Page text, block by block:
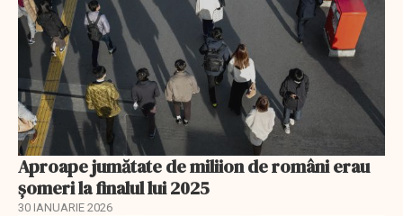
Aproape jumătate de miliion de români erau
șomeri la finalul lui 2025
30 IANUARIE 2026